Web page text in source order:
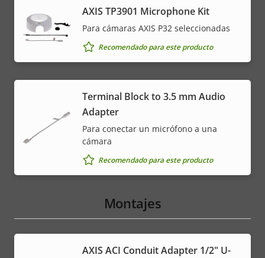
AXIS TP3901 Microphone Kit
Para cámaras AXIS P32 seleccionadas
Recomendado para este producto
Terminal Block to 3.5 mm Audio
Adapter
Para conectar un micrófono a una
cámara
Recomendado para este producto
Montajes
AXIS ACI Conduit Adapter 1/2" U-